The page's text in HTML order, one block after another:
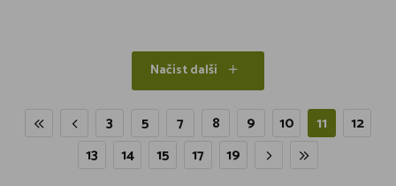
Načíst další
3 5 7 8 9 10 11
12
13
14 15 17 19